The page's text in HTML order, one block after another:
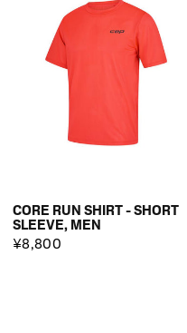
CORE RUN SHIRT - SHORT
SLEEVE, MEN
¥8,800